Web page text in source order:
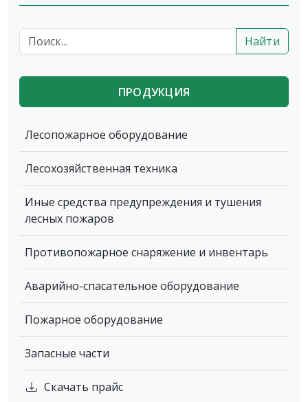
Найти
ПРОДУКЦИЯ
Лесопожарное оборудование
Лесохозяйственная техника
Иные средства предупреждения и тушения
лесных пожаров
Противопожарное снаряжение и инвентарь
Аварийно-спасательное оборудование
Пожарное оборудование
Запасные части
Скачать прайс